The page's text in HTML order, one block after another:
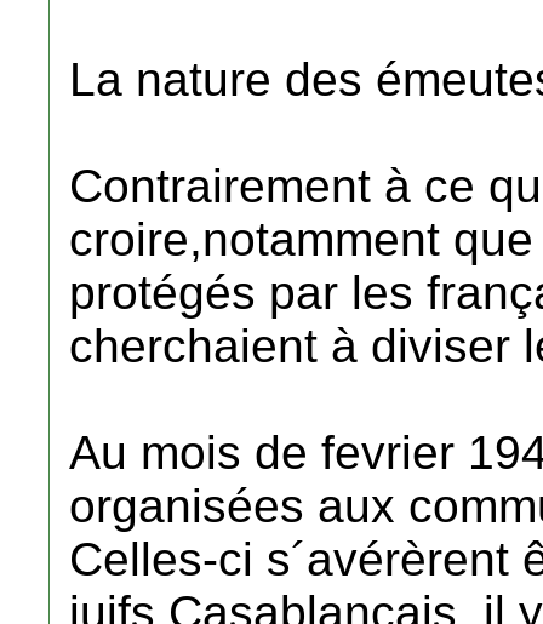
La nature des
Contrairement à ce
croire,notamment
protégés par les
cherchaient à diviser
Au mois de fevrier
organisées aux
Celles-ci s´avérèrent
juifs Casablancais, il